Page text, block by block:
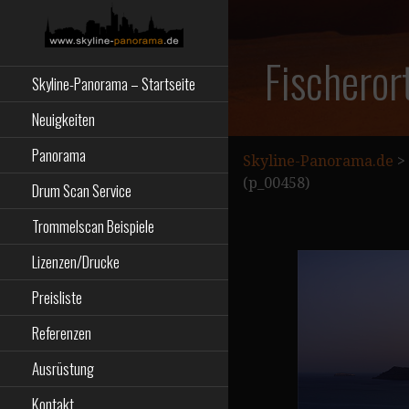
SKYLINE-
PANORAMA.DE
Skyline-Panorama – Startseite
Neuigkeiten
Panorama
Drum Scan Service
Trommelscan Beispiele
Lizenzen/Drucke
Preisliste
Referenzen
Ausrüstung
Kontakt
Skyline-Panorama.de >
(p_00458)